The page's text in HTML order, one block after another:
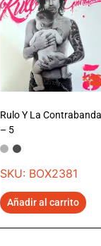
Rulo Y La Contrabanda
– 5
SKU: BOX2381
Añadir al carrito